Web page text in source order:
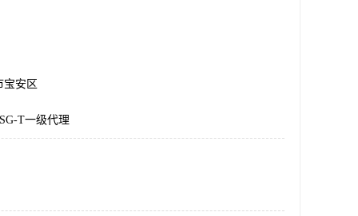
宝安区
T一级代理